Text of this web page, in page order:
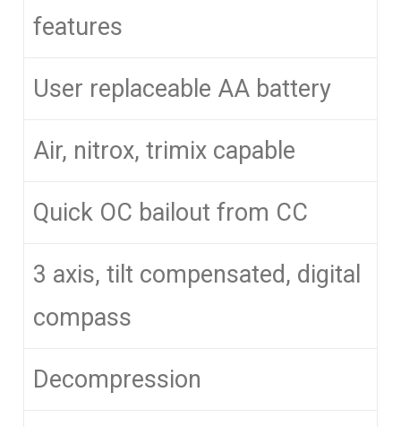
features
User replaceable AA battery
Air, nitrox, trimix capable
Quick OC bailout from CC
3 axis, tilt compensated, digital
compass
Decompression